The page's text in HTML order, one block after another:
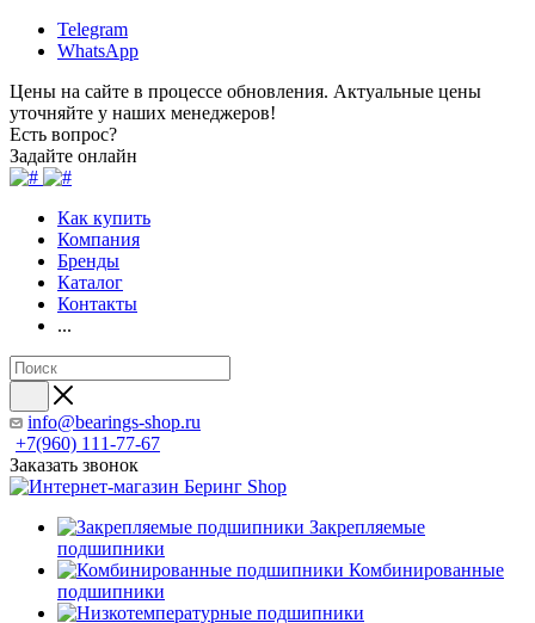
Telegram
WhatsApp
Цены на сайте в процессе обновления. Актуальные цены
уточняйте у наших менеджеров!
Есть вопрос?
Задайте онлайн
Как купить
Компания
Бренды
Каталог
Контакты
...
info@bearings-shop.ru
+7(960) 111-77-67
Заказать звонок
Закрепляемые
подшипники
Комбинированные
подшипники